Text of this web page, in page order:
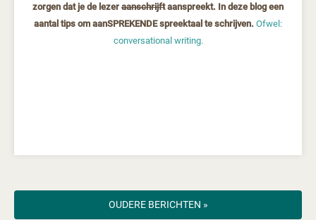
zorgen dat je de lezer aanschrijftaanspreekt. In deze blog een
aantal tips om aanSPREKENDE spreektaal te schrijven. Ofwel:
conversational writing.
OUDERE BERICHTEN »